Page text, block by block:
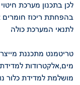
לכן בתכנון מערכת
.בהפחתת ריכוז
לתנאי המערכת כולה
טריטמנט מתכננת
מים,אלקטרודותלמדידת
מושלמת למדידת כלור